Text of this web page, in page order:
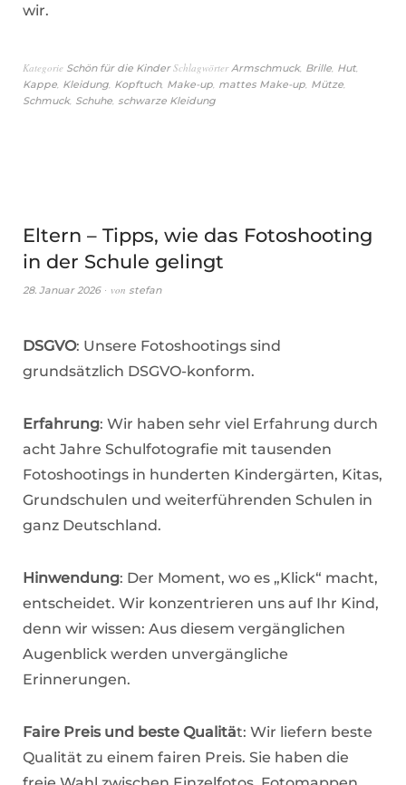
wir.
Kategorie Schön für die Kinder Schlagwörter Armschmuck, Brille Hut
Kappe Kleidung Kopftuch, Make-up mattes Make-up Mütze
Schmuck, Schuhe schwarze Kleidung
Eltern – Tipps, wie das Fotoshooting
in der Schule gelingt
28. Januar 2026 von stefan
DSGVO: Unsere Fotoshootings sind
grundsätzlich DSGVO-konform.
Erfahrung: Wir haben sehr viel Erfahrung durch
acht Jahre Schulfotografie mit tausenden
Fotoshootings in hunderten Kindergärten, Kitas,
Grundschulen und weiterführenden Schulen in
ganz Deutschland.
Hinwendung: Der Moment, wo es „Klick“ macht,
entscheidet. Wir konzentrieren uns auf Ihr Kind,
denn wir wissen: Aus diesem vergänglichen
Augenblick werden unvergängliche
Erinnerungen.
Faire Preis und beste Qualität: Wir liefern beste
Qualität zu einem fairen Preis. Sie haben die